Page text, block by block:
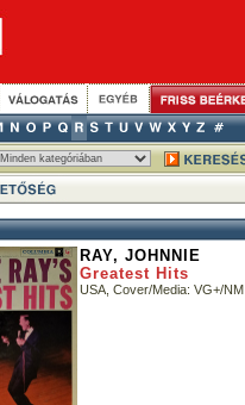
RAY, JOHNNIE
Greatest Hits
USA, Cover/Media: VG+/NM